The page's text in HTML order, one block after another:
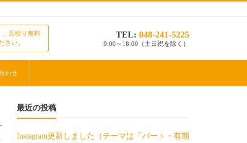
、見積り無料
さい。
TEL: 048-241-5225
9:00～18:00（土日祝を除く）
わせ
最近の投稿
Instagram更新しました（テーマは「パート・有期